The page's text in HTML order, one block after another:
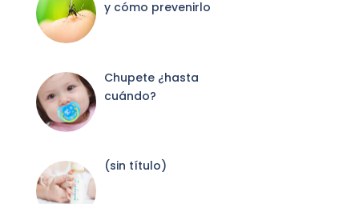
y cómo prevenirlo
Chupete ¿hasta
cuándo?
(sin título)